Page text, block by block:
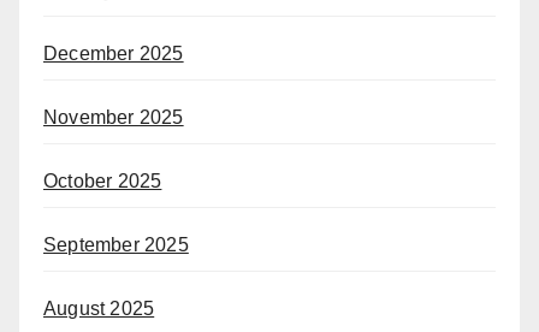
December 2025
November 2025
October 2025
September 2025
August 2025